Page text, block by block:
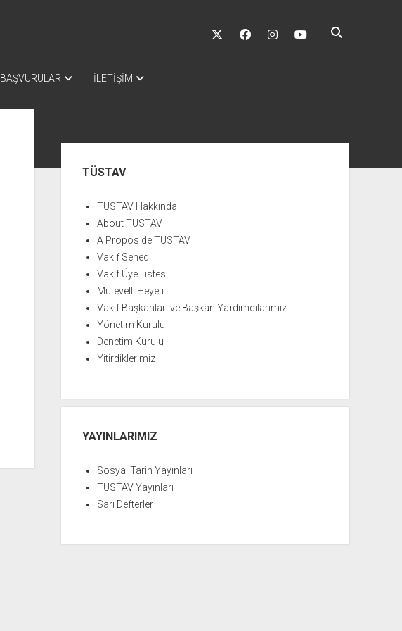
twitter facebookinstagramyoutube
BAŞVURULAR İLETİŞİM
MenüTÜSTAV
TÜSTAV Hakkında
About TÜSTAV
A Propos de TÜSTAV
Vakıf Senedi
Vakıf Üye Listesi
Mütevelli Heyeti
Vakıf Başkanları ve Başkan Yardımcılarımız
Yönetim Kurulu
Denetim Kurulu
Yitirdiklerimiz
YAYINLARIMIZ
Sosyal Tarih Yayınları
TÜSTAV Yayınları
Sarı Defterler